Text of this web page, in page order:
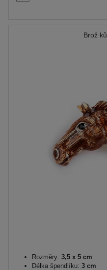
Brož
Rozměry: 3,5 x 5 cm
Délka špendlíku: 3 cm